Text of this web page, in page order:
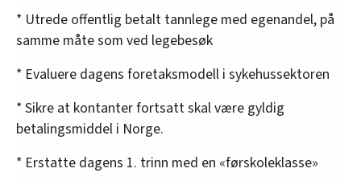
* Utrede offentlig betalt tannlege med egenandel, på
samme måte som ved legebesøk
* Evaluere dagens foretaksmodell i sykehussektoren
* Sikre at kontanter fortsatt skal være gyldig
betalingsmiddel i Norge.
* Erstatte dagens 1. trinn med en «førskoleklasse»